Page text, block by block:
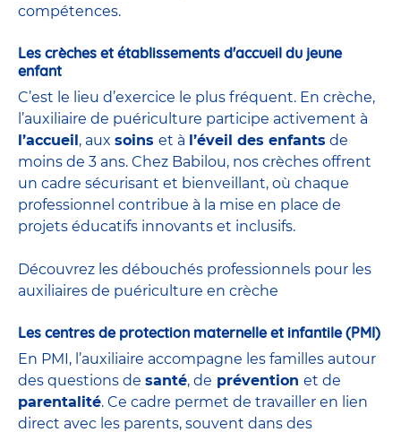
compétences.
Les crèches et établissements d'accueil du jeune
enfant
C’est le lieu d’exercice le plus fréquent. En crèche,
l’auxiliaire de puériculture participe activement à
l’accueil , aux soins et à l’éveil des enfants de
moins de 3 ans. Chez Babilou, nos crèches offrent
un cadre sécurisant et bienveillant, où chaque
professionnel contribue à la mise en place de
projets éducatifs innovants et inclusifs.
Découvrez les débouchés professionnels pour les
auxiliaires de puériculture en crèche
Les centres de protection maternelle et infantile (PMI)
En PMI, l’auxiliaire accompagne les familles autour
des questions de santé, de prévention et de
parentalité. Ce cadre permet de travailler en lien
direct avec les parents, souvent dans des